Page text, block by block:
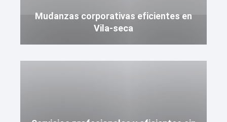
Mudanzas corporativas eficientes en
Vila-seca